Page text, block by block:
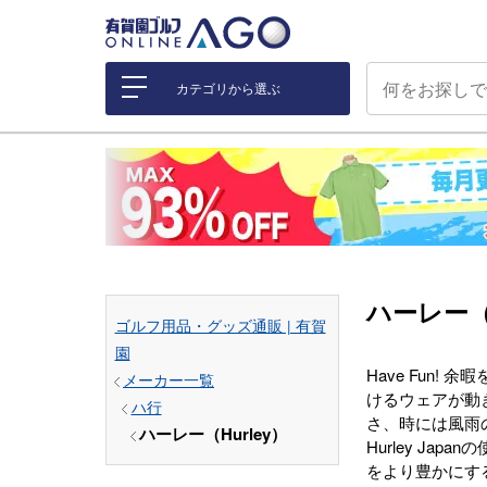
カテゴリから選ぶ
ゴルフ用品・グッズ通販 | 有賀
園
メーカー一覧
ハ行
ハーレー（Hurley）
ハーレー
Have Fun! 余暇
けるウェアが
さ、時には風
Hurley Japanの
をより豊かに